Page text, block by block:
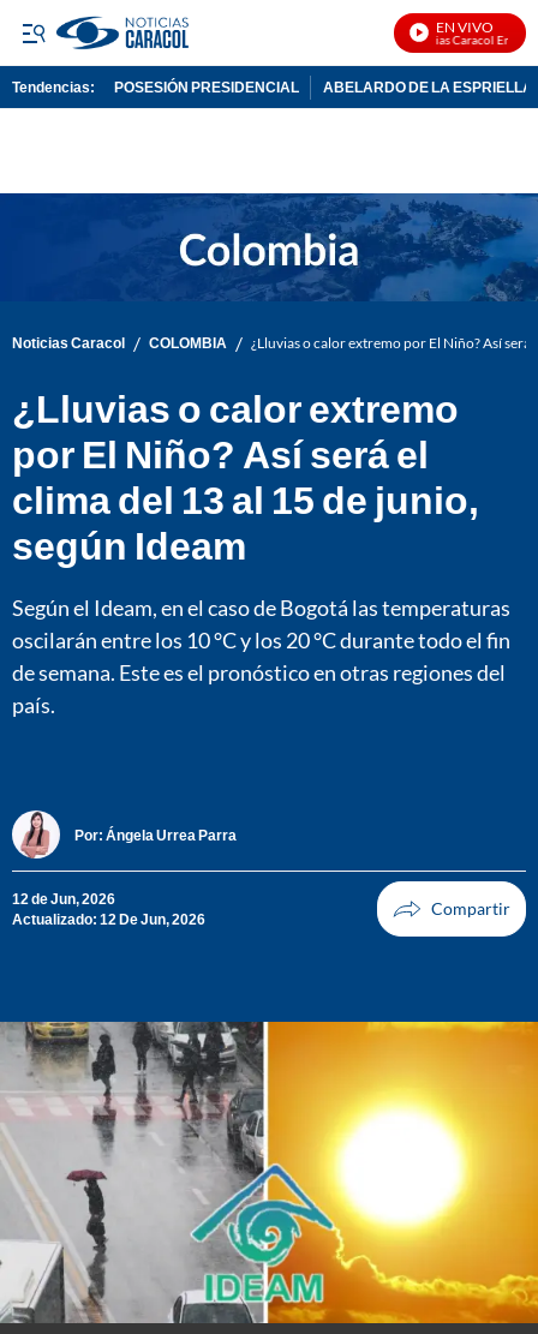
EN VIVO
Noticias Caracol En Vivo
Tendencias: POSESIÓN PRESIDENCIAL ABELARDO DE LA ESPRIELLA
Noticias Caracol / COLOMBIA / ¿Lluvias o calor extremo por El Niño? Así
¿Lluvias o calor extremo
por El Niño? Así será el
clima del 13 al 15 de junio,
según Ideam
Según el Ideam, en el caso de Bogotá las temperaturas
oscilarán entre los 10 °C y los 20 °C durante todo el fin
de semana. Este es el pronóstico en otras regiones del
país.
Por: Ángela Urrea Parra
12 de Jun, 2026
Actualizado: 12 De Jun, 2026